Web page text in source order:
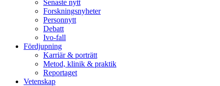
Senaste nytt
Forskningsnyheter
Personnytt
Debatt
Ivo-fall
Fördjupning
Karriär & porträtt
Metod, klinik & praktik
Reportaget
Vetenskap